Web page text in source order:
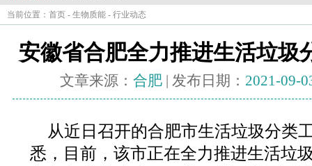
当前位置： 首页 - 生物质能 - 行业动态
安徽省合肥全力推进生活垃圾
文章来源： 合肥 | 发布日期： 2021-09-
从近日召开的合肥市生活垃圾分类
悉，目前，该市正在全力推进生活垃